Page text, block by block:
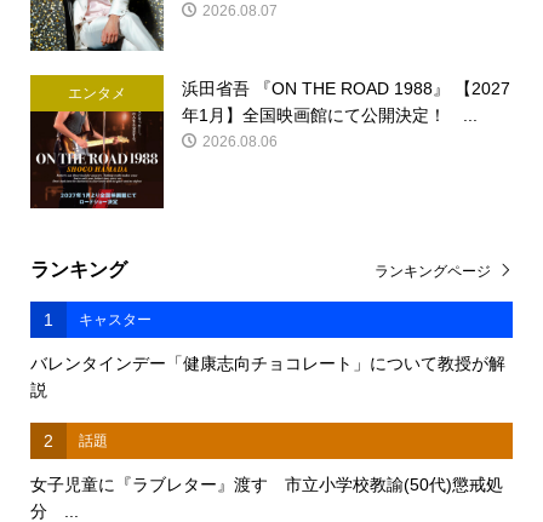
2026.08.07
エンタメ
浜田省吾 『ON THE ROAD 1988』 【2027
年1月】全国映画館にて公開決定！ ...
2026.08.06
ランキング
1 キャスター
バレンタインデー「健康志向チョコレート」について教授が解
説
2 話題
女子児童に『ラブレター』渡す 市立小学校教諭(50代)懲戒処
分 ...
ランキングページ